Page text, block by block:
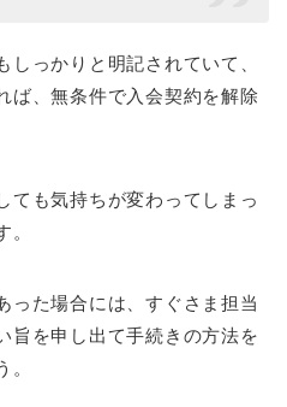
しっかりと明記されていて、
ば、無条件で入会契約を解除
ても気持ちが変わってしまっ
。
った場合には、すぐさま担当
旨を申し出て手続きの方法を
。